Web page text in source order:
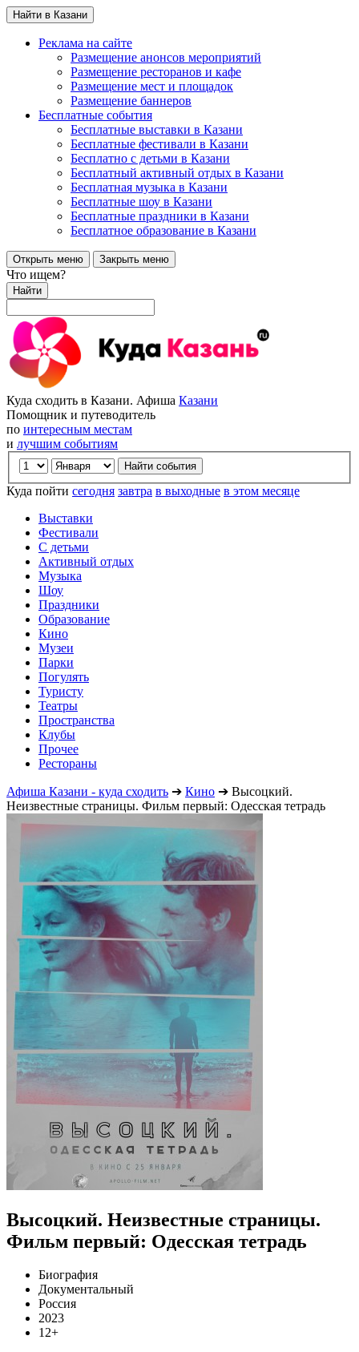
Найти в Казани
Реклама на сайте
Размещение анонсов мероприятий
Размещение ресторанов и кафе
Размещение мест и площадок
Размещение баннеров
Бесплатные события
Бесплатные выставки в Казани
Бесплатные фестивали в Казани
Бесплатно с детьми в Казани
Бесплатный активный отдых в Казани
Бесплатная музыка в Казани
Бесплатные шоу в Казани
Бесплатные праздники в Казани
Бесплатное образование в Казани
Открыть меню Закрыть меню
Что ищем?
Найти
Куда сходить в Казани. Афиша Казани
Помощник и путеводитель
по интересным местам
и лучшим событиям
Куда пойти сегодня завтра в выходные в этом месяце
Выставки
Фестивали
С детьми
Активный отдых
Музыка
Шоу
Праздники
Образование
Кино
Музеи
Парки
Погулять
Туристу
Театры
Пространства
Клубы
Прочее
Рестораны
Афиша Казани - куда сходить ➔ Кино ➔ Высоцкий.
Неизвестные страницы. Фильм первый: Одесская тетрадь
Высоцкий. Неизвестные страницы.
Фильм первый: Одесская тетрадь
Биография
Документальный
Россия
2023
12+